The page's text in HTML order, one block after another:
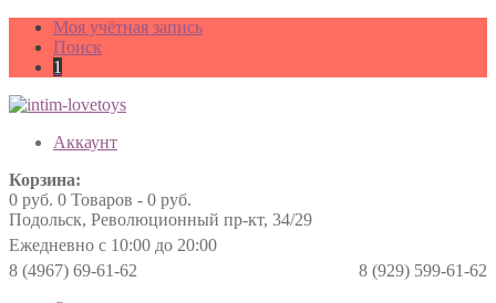
Моя учётная запись
Поиск
1
Аккаунт
Корзина:
0 руб. 0 Товаров - 0 руб.
Подольск, Революционный пр-кт, 34/29
Ежедневно с 10:00 до 20:00
8 (4967) 69-61-62
8 (929) 599-61-62